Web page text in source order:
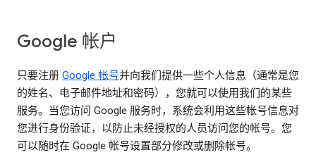
Google 帐户
只要注册 Google 帐号并向我们提供一些个人信息（通常是您
的姓名、电子邮件地址和密码），您就可以使用我们的某些
服务。当您访问 Google 服务时，系统会利用这些帐号信息对
您进行身份验证，以防止未经授权的人员访问您的帐号。您
可以随时在 Google 帐号设置部分修改或删除帐号。